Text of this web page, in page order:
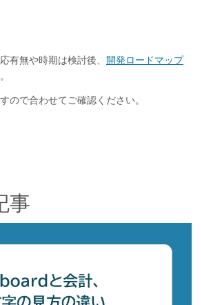
有無や時期は検討後、 開発ロードマップ
ので合わせてご確認ください。
事